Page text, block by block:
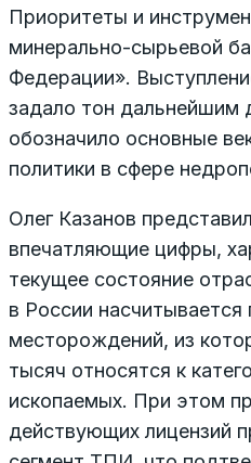
Приоритеты и
минерально-сырьевой
Федерации».
задало тон дальнейшим
обозначило основные
политики в сфере
Олег Казанов
впечатляющие цифры,
текущее состояние
в России
месторождений, из
тысяч относятся к
ископаемых. При этом
действующих лицензий